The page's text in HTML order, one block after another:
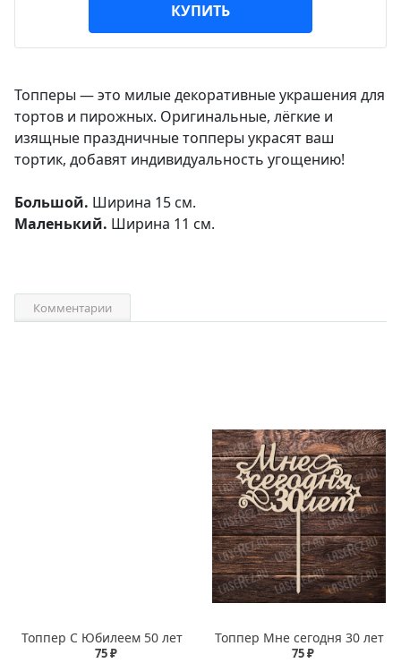
КУПИТЬ
Топперы — это милые декоративные украшения для
тортов и пирожных. Оригинальные, лёгкие и
изящные праздничные топперы украсят ваш
тортик, добавят индивидуальность угощению!
Большой. Ширина 15 см.
Маленький. Ширина 11 см.
Комментарии
Топпер С Юбилеем 50 лет
75 ₽
Топпер Мне сегодня 30 лет
75 ₽